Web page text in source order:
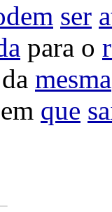
ser
para o
mesma
em que